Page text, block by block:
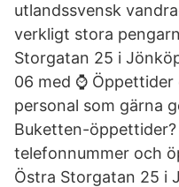
utlandssvensk
verkligt stora
Storgatan 25 i
06 med ⌚
personal som gärna
Buketten-
telefonnummer och
Östra Storgatan 25 i